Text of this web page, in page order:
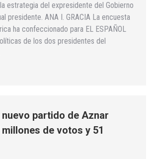
estrategia del expresidente del Gobierno
presidente. ANA I. GRACIA La encuesta
ha confeccionado para EL ESPAÑOL
de los dos presidentes del
nuevo partido de Aznar
de votos y 51